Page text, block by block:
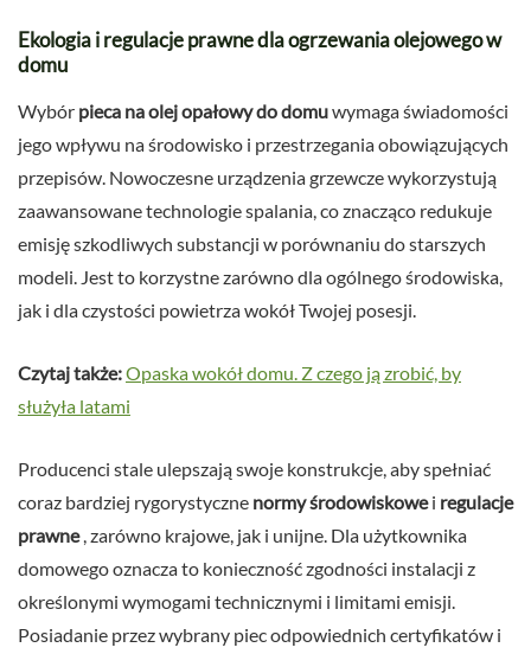
Ekologia i regulacje prawne dla ogrzewania olejowego w
domu
Wybór pieca na olej opałowy do domuwymaga świadomości
jego wpływu na środowisko i przestrzegania obowiązujących
przepisów. Nowoczesne urządzenia grzewcze wykorzystują
zaawansowane technologie spalania, co znacząco redukuje
emisję szkodliwych substancji w porównaniu do starszych
modeli. Jest to korzystne zarówno dla ogólnego środowiska,
jak i dla czystości powietrza wokół Twojej posesji.
Czytaj także:Opaska wokół domu. Z czego ją zrobić, by
służyła latami
Producenci stale ulepszają swoje konstrukcje, aby spełniać
coraz bardziej rygorystyczne normy środowiskowei regulacje
prawne, zarówno krajowe, jak i unijne. Dla użytkownika
domowego oznacza to konieczność zgodności instalacji z
określonymi wymogami technicznymi i limitami emisji.
Posiadanie przez wybrany piec odpowiednich certyfikatów i